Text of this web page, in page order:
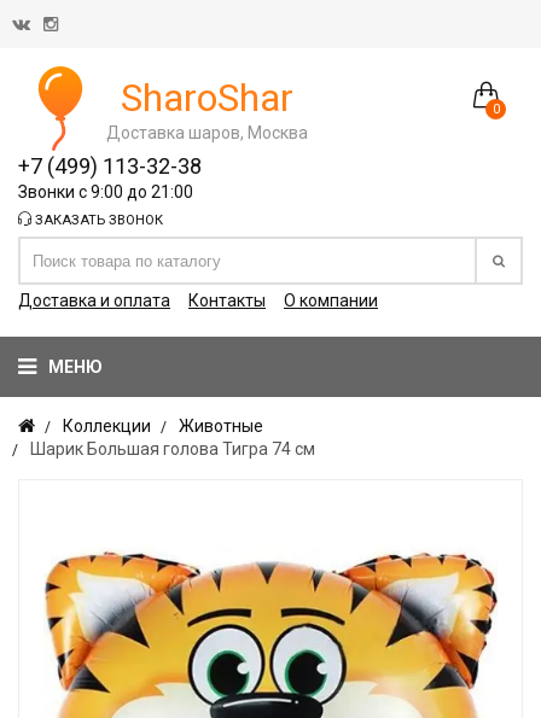
0
SharoShar
Доставка шаров, Москва
+7 (499) 113-32-38
Звонки с 9:00 до 21:00
ЗАКАЗАТЬ ЗВОНОК
Доставка и оплата Контакты О компании
МЕНЮ
Коллекции
Животные
Шарик Большая голова Тигра 74 см